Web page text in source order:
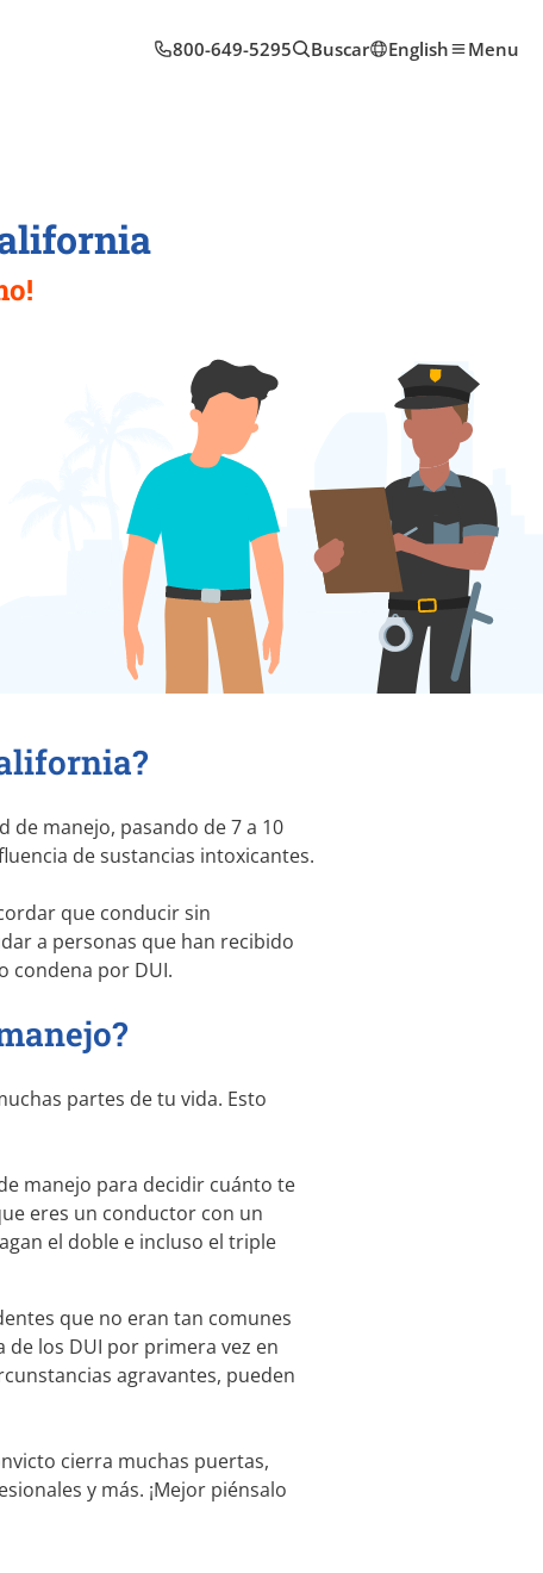
800-649-5295 Buscar English Menu
de manejo, pasando de 7 a 10
de sustancias intoxicantes.
que conducir sin
a personas que han recibido
condena por DUI.
partes de tu vida. Esto
manejo para decidir cuánto te
eres un conductor con un
el doble e incluso el triple
que no eran tan comunes
los DUI por primera vez en
agravantes, pueden
cierra muchas puertas,
y más. ¡Mejor piénsalo